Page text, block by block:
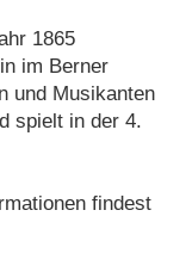
1865
im Berner
und Musikanten
spielt in der 4.
findest